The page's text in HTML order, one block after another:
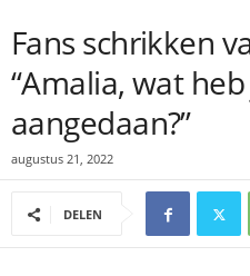
Fans schrikken
“Amalia, wat
aangedaan?”
augustus 21, 2022
DELEN